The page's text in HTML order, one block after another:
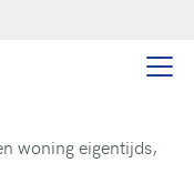
woning eigentijds,